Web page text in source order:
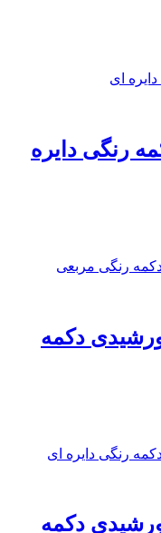
رنگی دایره
دکمه
دکمه